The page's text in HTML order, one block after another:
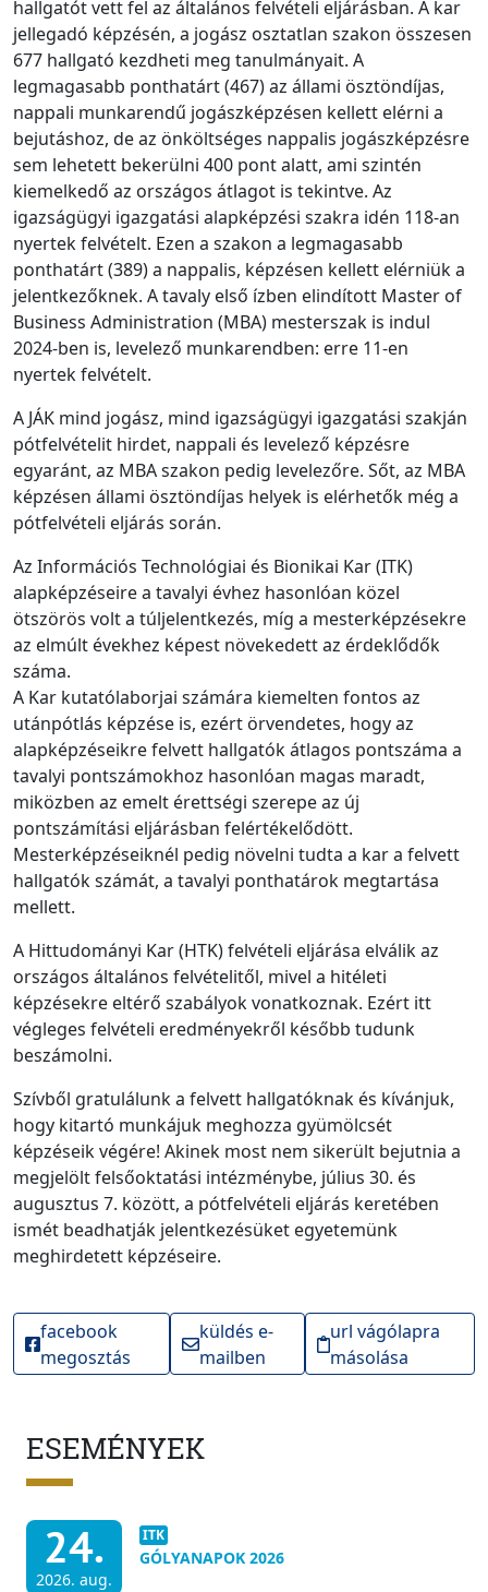
hallgatót vett fel az általános felvételi eljárásban. A kar
jellegadó képzésén, a jogász osztatlan szakon összesen
677 hallgató kezdheti meg tanulmányait. A
legmagasabb ponthatárt (467) az állami ösztöndíjas,
nappali munkarendű jogászképzésen kellett elérni a
bejutáshoz, de az önköltséges nappalis jogászképzésre
sem lehetett bekerülni 400 pont alatt, ami szintén
kiemelkedő az országos átlagot is tekintve. Az
igazságügyi igazgatási alapképzési szakra idén 118-an
nyertek felvételt. Ezen a szakon a legmagasabb
ponthatárt (389) a nappalis, képzésen kellett elérniük a
jelentkezőknek. A tavaly első ízben elindított Master of
Business Administration (MBA) mesterszak is indul
2024-ben is, levelező munkarendben: erre 11-en
nyertek felvételt.
A JÁK mind jogász, mind igazságügyi igazgatási szakján
pótfelvételit hirdet, nappali és levelező képzésre
egyaránt, az MBA szakon pedig levelezőre. Sőt, az MBA
képzésen állami ösztöndíjas helyek is elérhetők még a
pótfelvételi eljárás során.
Az Információs Technológiai és Bionikai Kar (ITK)
alapképzéseire a tavalyi évhez hasonlóan közel
ötszörös volt a túljelentkezés, míg a mesterképzésekre
az elmúlt évekhez képest növekedett az érdeklődők
száma.
A Kar kutatólaborjai számára kiemelten fontos az
utánpótlás képzése is, ezért örvendetes, hogy az
alapképzéseikre felvett hallgatók átlagos pontszáma a
tavalyi pontszámokhoz hasonlóan magas maradt,
miközben az emelt érettségi szerepe az új
pontszámítási eljárásban felértékelődött.
Mesterképzéseiknél pedig növelni tudta a kar a felvett
hallgatók számát, a tavalyi ponthatárok megtartása
mellett.
A Hittudományi Kar (HTK) felvételi eljárása elválik az
országos általános felvételitől, mivel a hitéleti
képzésekre eltérő szabályok vonatkoznak. Ezért itt
végleges felvételi eredményekről később tudunk
beszámolni.
Szívből gratulálunk a felvett hallgatóknak és kívánjuk,
hogy kitartó munkájuk meghozza gyümölcsét
képzéseik végére! Akinek most nem sikerült bejutnia a
megjelölt felsőoktatási intézménybe, július 30. és
augusztus 7. között, a pótfelvételi eljárás keretében
ismét beadhatják jelentkezésüket egyetemünk
meghirdetett képzéseire.
facebook
megosztás
küldés e-
mailben
url vágólapra
másolása
ESEMÉNYEK
24.
2026. aug.
ITK
GÓLYANAPOK 2026